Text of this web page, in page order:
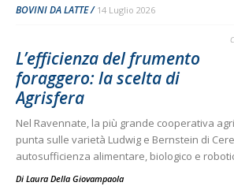
BOVINI DA LATTE 14 Luglio 2026
L’efficienza del frumento
foraggero: la scelta di
Agrisfera
Nel Ravennate, la più grande cooperativa
punta sulle varietà Ludwig e Bernstein di
autosufficienza alimentare, biologico e
Di Laura Della Giovampaola